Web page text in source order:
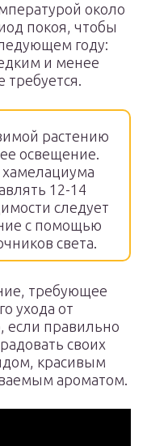
около
покоя, чтобы
году:
и менее
растению
освещение.
12-14
следует
с помощью
света.
требующее
ухода от
если правильно
своих
красивым
ароматом.